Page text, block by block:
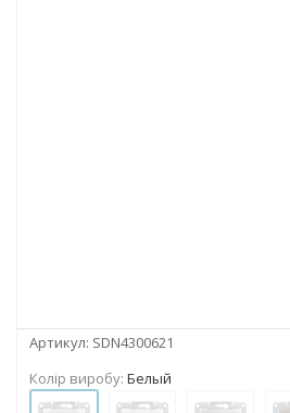
Артикул: SDN4300621
Колір виробу: Белый